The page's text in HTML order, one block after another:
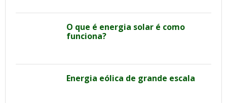
O que é energia solar é como
funciona?
Energia eólica de grande escala